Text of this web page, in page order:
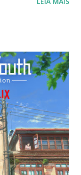
de dez anos
um belo ZERO a
ser combatida.
10 pelos
levados a
contra uma de
um roteiro
e um confronto
principal